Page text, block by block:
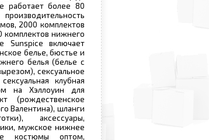
работает более 80
2000 комплектов
комплектов нижнего
Sunspice включает
белье, бюстье и
белья (белье с
сексуальное
клубная
на Хэллоуин для
(рождественское
Валентина), шланги
аксессуары,
мужское нижнее
костюмы оптом,